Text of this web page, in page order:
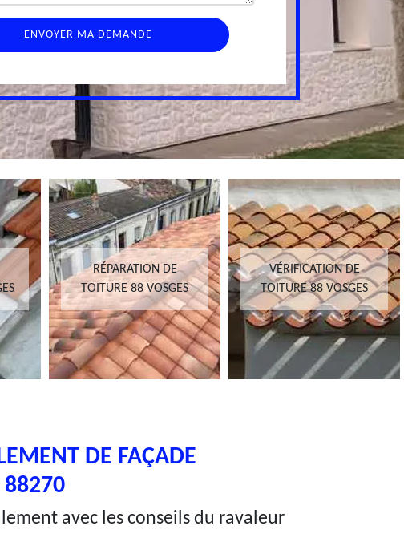
RÉPARATION DE
TOITURE 88 VOSGES
VÉRIFICATION DE
TOITURE 88 VOSGES
DE FAÇADE
88270
avec les conseils du ravaleur